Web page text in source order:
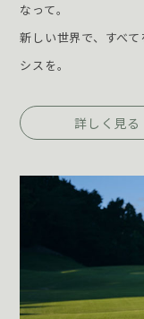
なって。
新しい世界で、すべ
シスを。
詳しく見る